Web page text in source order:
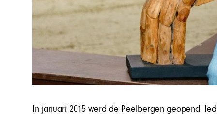
In januari 2015 werd de Peelbergen geopend.